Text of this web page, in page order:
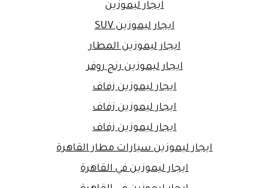
ايجار ليموزين
ايجار ليموزين SUV
ايجار ليموزين المطار
ايجار ليموزين رنج روفر
ايجار ليموزين زفاف
ايجار ليموزين زفاف
ايجار ليموزين زفاف
ايجار ليموزين سيارات مطار القاهرة
ايجار ليموزين في القاهرة